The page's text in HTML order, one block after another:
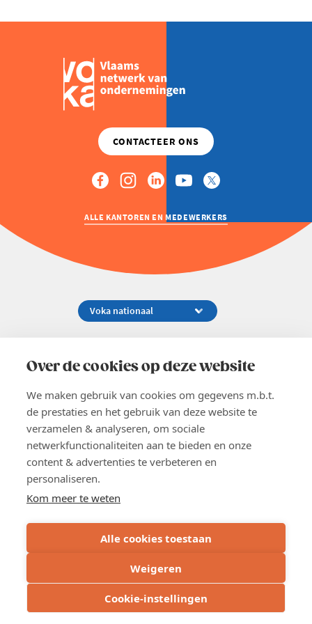
Over de cookies op deze website
We maken gebruik van cookies om gegevens m.b.t.
de prestaties en het gebruik van deze website te
verzamelen & analyseren, om sociale
netwerkfunctionaliteiten aan te bieden en onze
content & advertenties te verbeteren en
personaliseren.
Kom meer te weten
Alle cookies toestaan
Weigeren
Cookie-instellingen
ALLE KANTOREN EN MEDEWERKERS
02 229 81 11
EN
Word lid
Voka 2026
Privacyverklaring
Cookie verklaring
Cookie instellingen
BE 0413.673.821 - RPR: Brussel